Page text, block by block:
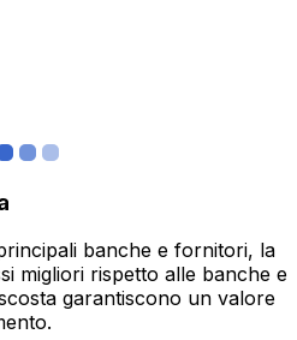
banche e fornitori, la
migliori rispetto alle banche e
garantiscono un valore